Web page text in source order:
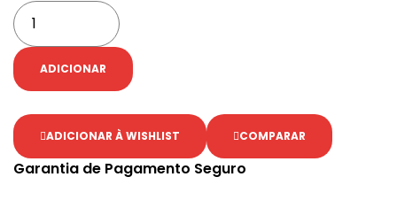
ADICIONAR
ADICIONAR À WISHLIST COMPARAR
Garantia de Pagamento Seguro